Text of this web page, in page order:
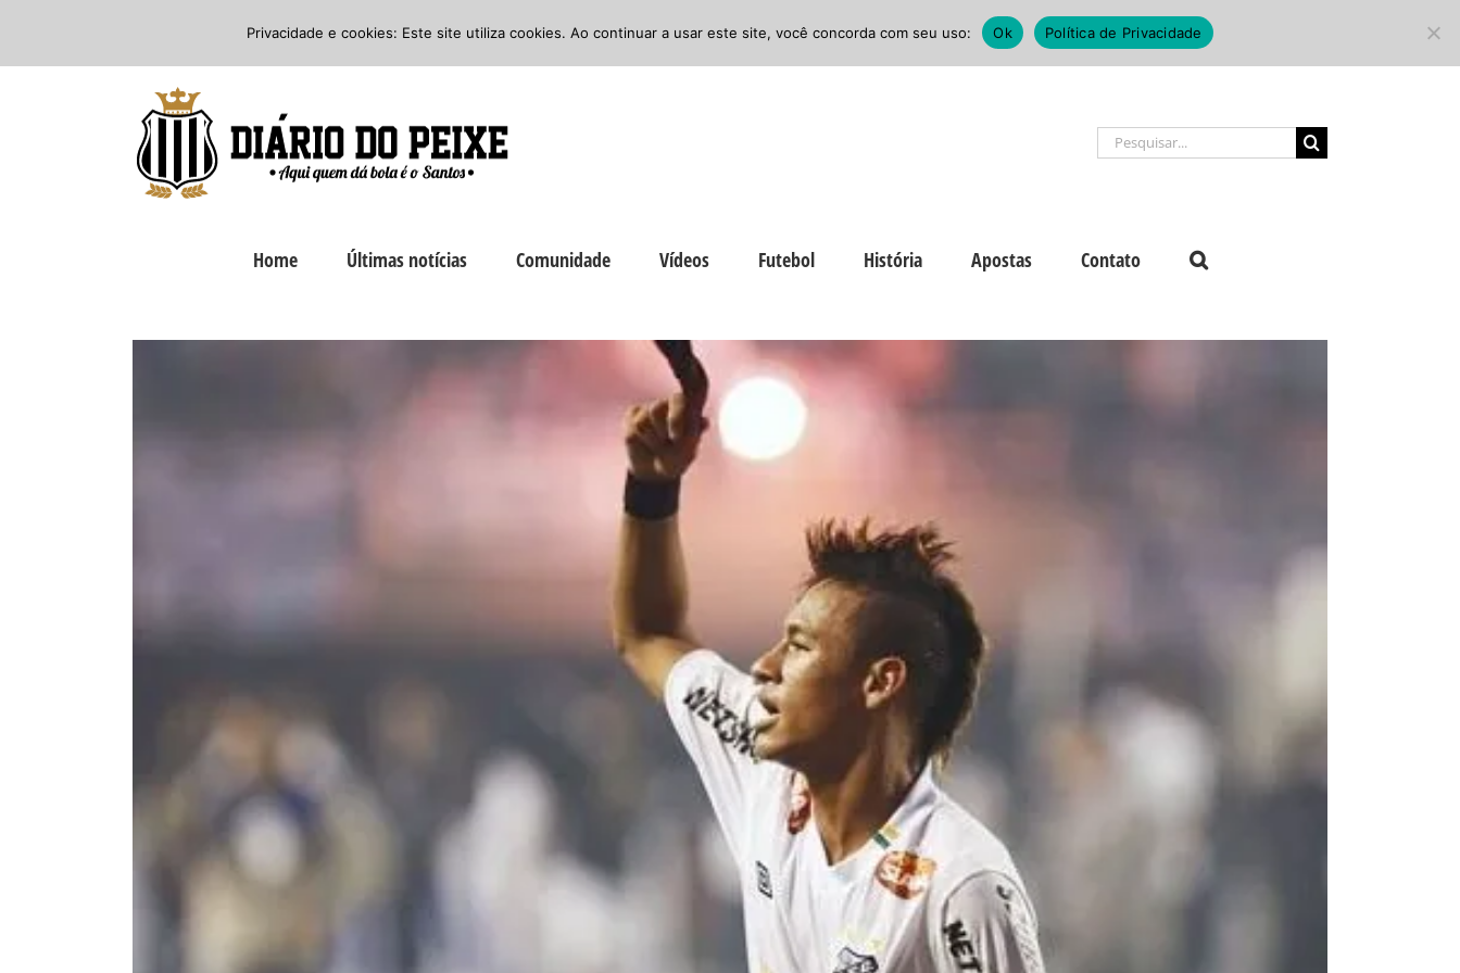
o
Facebook
Instagram
Buscar
resultados
Home Últimas notícias Comunidade Vídeos Futebol História Apostas Contato
Privacidade e cookies: Este site utiliza cookies. Ao continuar a usar este site, você concorda com seu uso: Ok Política de Privacidade